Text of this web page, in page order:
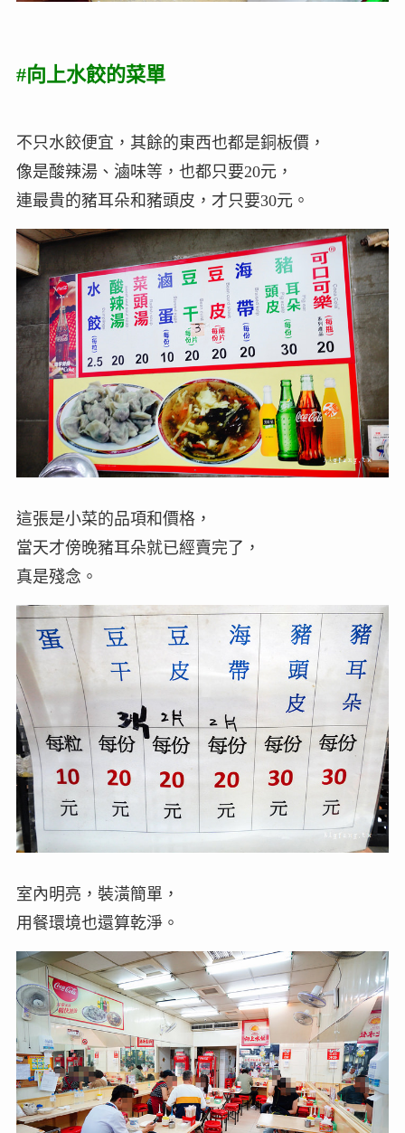
#向上水餃的菜單
不只水餃便宜，其餘的東西也都是銅板價，
像是酸辣湯、滷味等，也都只要20元，
連最貴的豬耳朵和豬頭皮，才只要30元。
這張是小菜的品項和價格，
當天才傍晚豬耳朵就已經賣完了，
真是殘念。
室內明亮，裝潢簡單，
用餐環境也還算乾淨。